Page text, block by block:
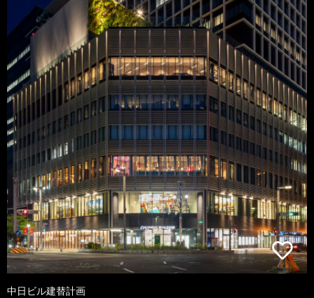
中日ビル建替計画